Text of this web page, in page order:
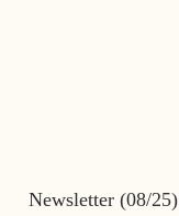
Newsletter (08/